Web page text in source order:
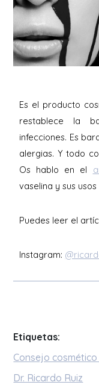
Es el producto
restablece la
infecciones. Es
alergias. Y todo
Os hablo en el
vaselina y sus
Puedes leer el
Instagram:
Etiquetas:
Consejo
Dr. Ricardo Ruiz